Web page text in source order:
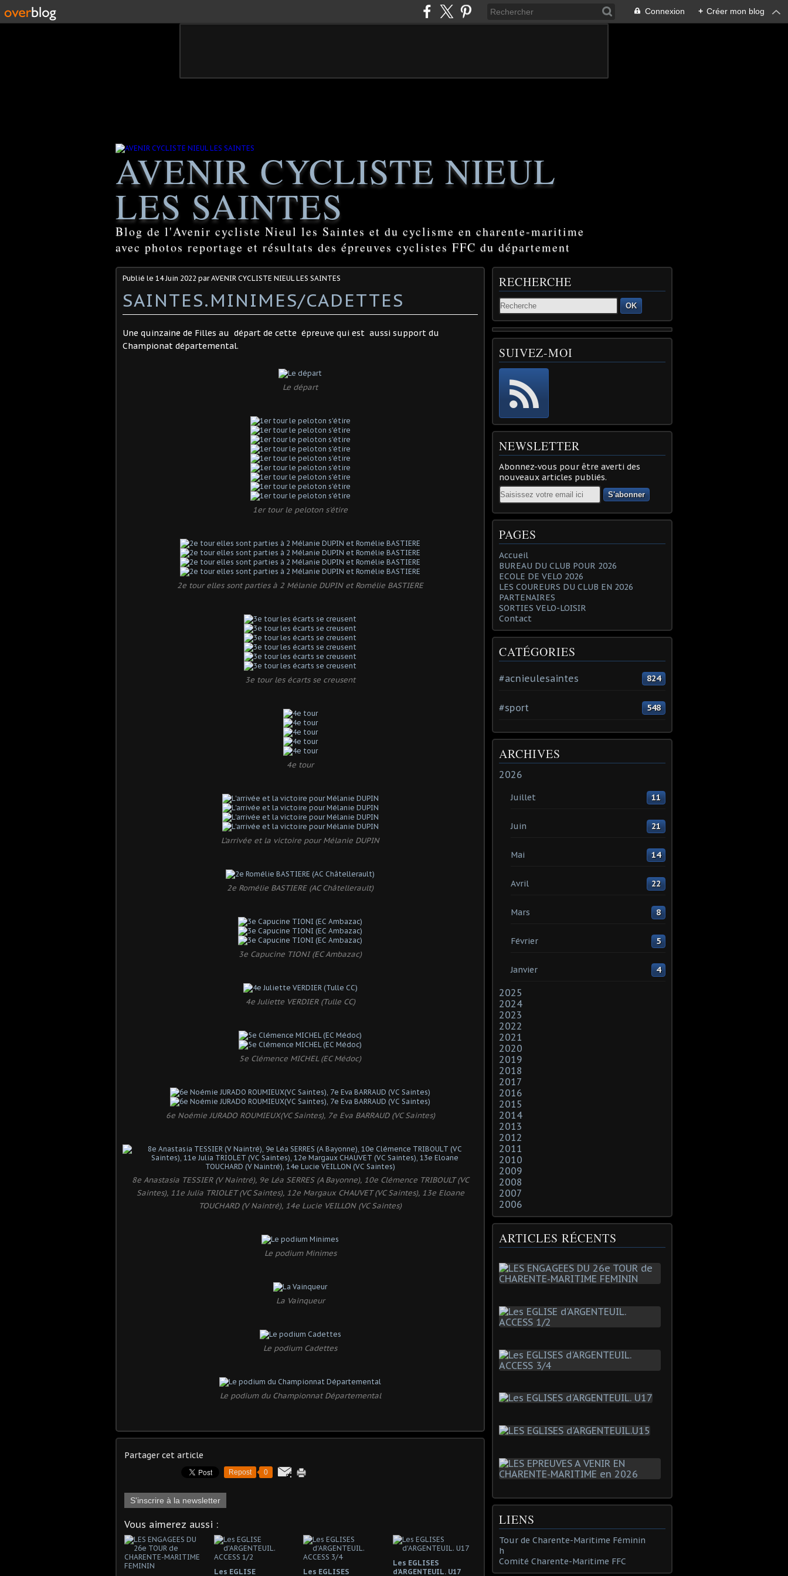
Connexion + Créer mon blog
AVENIR CYCLISTE NIEUL
LES SAINTES
Blog de l'Avenir cycliste Nieul les Saintes et du cyclisme en charente-maritime
avec photos reportage et résultats des épreuves cyclistes FFC du département
Publié le 14 Juin 2022 par AVENIR CYCLISTE NIEUL LES SAINTES
SAINTES.MINIMES/CADETTES
Une quinzaine de Filles au départ de cette épreuve qui est aussi support du
Championat départemental.
Le départ
1er tour le peloton s'étire
2e tour elles sont parties à 2 Mélanie DUPIN et Romélie BASTIERE
3e tour les écarts se creusent
4e tour
L'arrivée et la victoire pour Mélanie DUPIN
2e Romélie BASTIERE (AC Châtellerault)
3e Capucine TIONI (EC Ambazac)
4e Juliette VERDIER (Tulle CC)
5e Clémence MICHEL (EC Médoc)
6e Noémie JURADO ROUMIEUX(VC Saintes), 7e Eva BARRAUD (VC Saintes)
8e Anastasia TESSIER (V Naintré), 9e Léa SERRES (A Bayonne), 10e Clémence TRIBOULT (VC
Saintes), 11e Julia TRIOLET (VC Saintes), 12e Margaux CHAUVET (VC Saintes), 13e Eloane
TOUCHARD (V Naintré), 14e Lucie VEILLON (VC Saintes)
Le podium Minimes
La Vainqueur
Le podium Cadettes
Le podium du Championnat Départemental
Partager cet article
Repost 0
S'inscrire à la newsletter
Vous aimerez aussi :
Les EGLISE
Les EGLISES
Les EGLISES
d'ARGENTEUIL. U17
RECHERCHE
OK
SUIVEZ-MOI
NEWSLETTER
Abonnez-vous pour être averti des
nouveaux articles publiés.
Email
PAGES
Accueil
BUREAU DU CLUB POUR 2026
ECOLE DE VELO 2026
LES COUREURS DU CLUB EN 2026
PARTENAIRES
SORTIES VELO-LOISIR
Contact
CATÉGORIES
#acnieulesaintes 824
#sport 548
ARCHIVES
2026
Juillet 11
Juin 21
Mai 14
Avril 22
Mars 8
Février 5
Janvier 4
2025
2024
2023
2022
2021
2020
2019
2018
2017
2016
2015
2014
2013
2012
2011
2010
2009
2008
2007
2006
ARTICLES RÉCENTS
LIENS
Tour de Charente-Maritime Féminin
h
Comité Charente-Maritime FFC